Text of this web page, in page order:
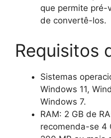
que permite pré-
de convertê-los.
Requisitos
Sistemas
Windows 11,
Windows 7.
RAM: 2 GB de
recomenda-se 4